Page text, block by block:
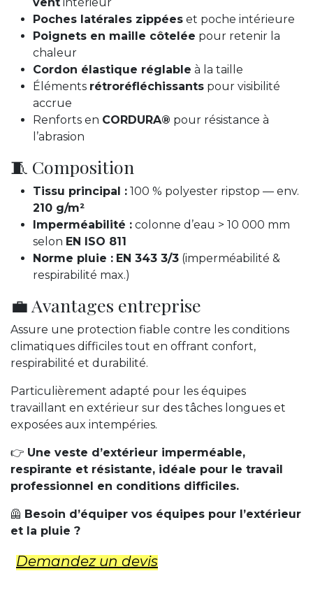
Poches latérales zippées et poche intérieure
Poignets en maille côtelée pour retenir la
chaleur
Cordon élastique réglable à la taille
Éléments rétroréfléchissants pour visibilité
accrue
Renforts en CORDURA® pour résistance à
l’abrasion
🧵 Composition
Tissu principal : 100 % polyester ripstop — env.
210 g/m²
Imperméabilité : colonne d’eau > 10 000 mm
selon EN ISO 811
Norme pluie : EN 343 3/3 (imperméabilité &
respirabilité max.)
💼 Avantages entreprise
Assure une protection fiable contre les conditions
climatiques difficiles tout en offrant confort,
respirabilité et durabilité.
Particulièrement adapté pour les équipes
travaillant en extérieur sur des tâches longues et
exposées aux intempéries.
👉 Une veste d’extérieur imperméable,
respirante et résistante, idéale pour le travail
professionnel en conditions difficiles.
🦺 Besoin d’équiper vos équipes pour l’extérieur
et la pluie ?
Demandez un d​evis